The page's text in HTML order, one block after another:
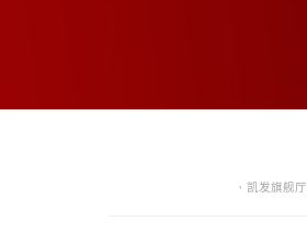
凯发旗舰厅